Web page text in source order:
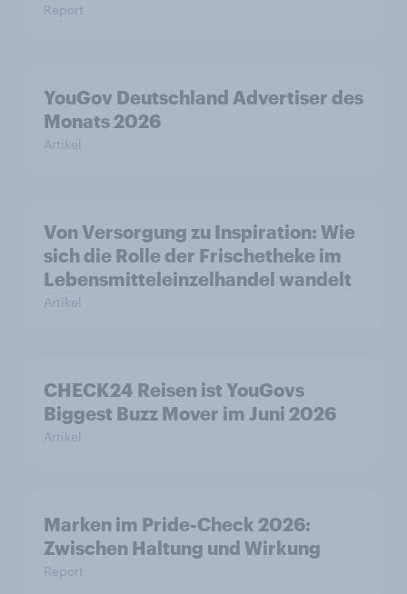
Report
YouGov Deutschland Advertiser des
Monats 2026
Artikel
Von Versorgung zu Inspiration: Wie
sich die Rolle der Frischetheke im
Lebensmitteleinzelhandel wandelt
Artikel
CHECK24 Reisen ist YouGovs
Biggest Buzz Mover im Juni 2026
Artikel
Marken im Pride-Check 2026:
Zwischen Haltung und Wirkung
Report